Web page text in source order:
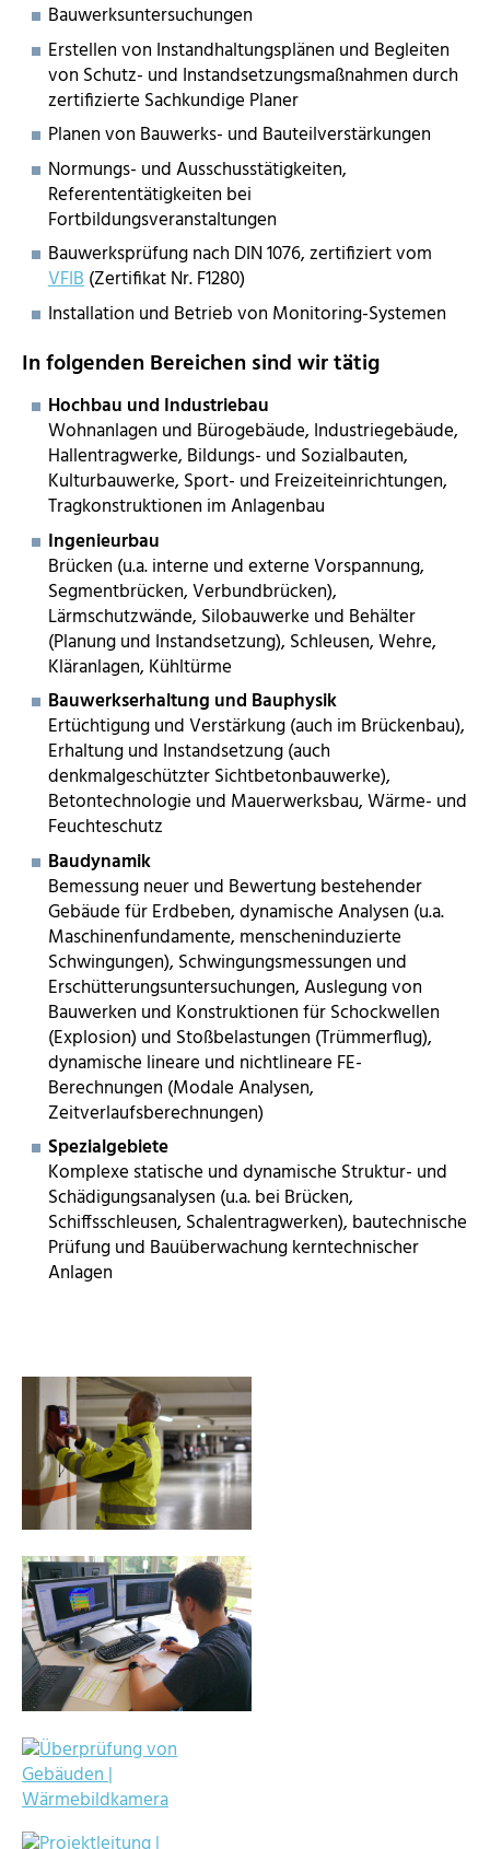
Bauwerksuntersuchungen
Erstellen von Instandhaltungsplänen und Begleiten
von Schutz- und Instandsetzungsmaßnahmen durch
zertifizierte Sachkundige Planer
Planen von Bauwerks- und Bauteilverstärkungen
Normungs- und Ausschusstätigkeiten,
Referententätigkeiten bei
Fortbildungsveranstaltungen
Bauwerksprüfung nach DIN 1076, zertifiziert vom
VFIB(Zertifikat Nr. F1280)
Installation und Betrieb von Monitoring-Systemen
In folgenden Bereichen sind wir tätig
Hochbau und Industriebau
Wohnanlagen und Bürogebäude, Industriegebäude,
Hallentragwerke, Bildungs- und Sozialbauten,
Kulturbauwerke, Sport- und Freizeiteinrichtungen,
Tragkonstruktionen im Anlagenbau
Ingenieurbau
Brücken (u.a. interne und externe Vorspannung,
Segmentbrücken, Verbundbrücken),
Lärmschutzwände, Silobauwerke und Behälter
(Planung und Instandsetzung), Schleusen, Wehre,
Kläranlagen, Kühltürme
Bauwerkserhaltung und Bauphysik
Ertüchtigung und Verstärkung (auch im Brückenbau),
Erhaltung und Instandsetzung (auch
denkmalgeschützter Sichtbetonbauwerke),
Betontechnologie und Mauerwerksbau, Wärme- und
Feuchteschutz
Baudynamik
Bemessung neuer und Bewertung bestehender
Gebäude für Erdbeben, dynamische Analysen (u.a.
Maschinenfundamente, menscheninduzierte
Schwingungen), Schwingungsmessungen und
Erschütterungsuntersuchungen, Auslegung von
Bauwerken und Konstruktionen für Schockwellen
(Explosion) und Stoßbelastungen (Trümmerflug),
dynamische lineare und nichtlineare FE-
Berechnungen (Modale Analysen,
Zeitverlaufsberechnungen)
Spezialgebiete
Komplexe statische und dynamische Struktur- und
Schädigungsanalysen (u.a. bei Brücken,
Schiffsschleusen, Schalentragwerken), bautechnische
Prüfung und Bauüberwachung kerntechnischer
Anlagen